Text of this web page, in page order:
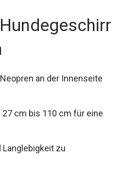
an der Innenseite
cm bis 110 cm für eine
Langlebigkeit zu